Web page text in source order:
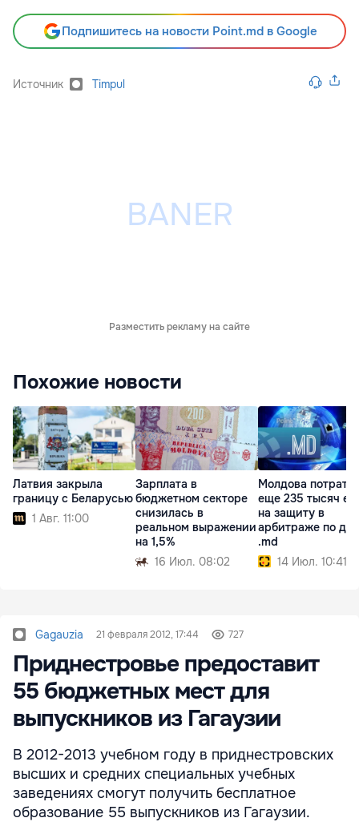
Подпишитесь на новости Point.md в Google
Источник Timpul
Разместить рекламу на сайте
Похожие новости
Латвия закрыла
границу с Беларусью
1 Авг. 11:00
Зарплата в
бюджетном секторе
снизилась в
реальном выражении
на 1,5%
16 Июл. 08:02
Молдова
еще 235 тысяч
на защиту в
арбитраже по
.md
14 Июл. 10:41
Gagauzia 21 февраля 2012, 17:44 727
Приднестровье предоставит
55 бюджетных мест для
выпускников из Гагаузии
В 2012-2013 учебном году в приднестровских
высших и средних специальных учебных
заведениях смогут получить бесплатное
образование 55 выпускников из Гагаузии.